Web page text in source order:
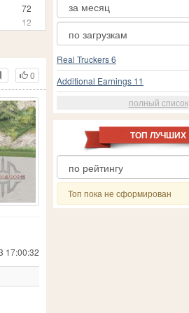
72
12
3
1
210
19
557
18
19
24
202
0
17:00:32
Real Truckers 6
Additional Earnings 11
полный список
ТОП ЛУЧШИХ
Топ пока не сформирован